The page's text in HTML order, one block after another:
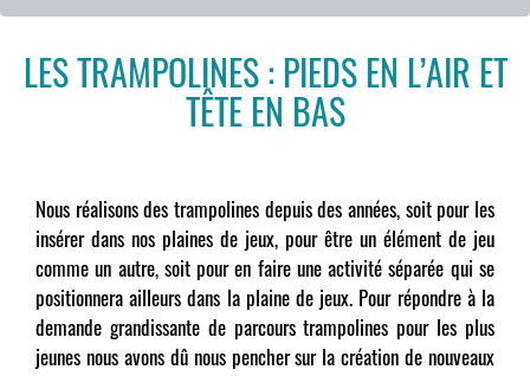
LES TRAMPOLINES : PIEDS EN L’AIR ET
TÊTE EN BAS
Nous réalisons des trampolines depuis des années, soit pour les
insérer dans nos plaines de jeux, pour être un élément de jeu
comme un autre, soit pour en faire une activité séparée qui se
positionnera ailleurs dans la plaine de jeux. Pour répondre à la
demande grandissante de parcours trampolines pour les plus
jeunes nous avons dû nous pencher sur la création de nouveaux